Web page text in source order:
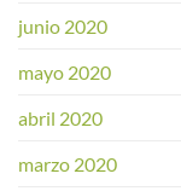
junio 2020
mayo 2020
abril 2020
marzo 2020